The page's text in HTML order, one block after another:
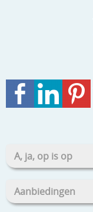
A, ja, op is op
Aanbiedingen